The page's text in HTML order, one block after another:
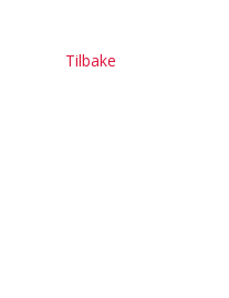
Tilbake